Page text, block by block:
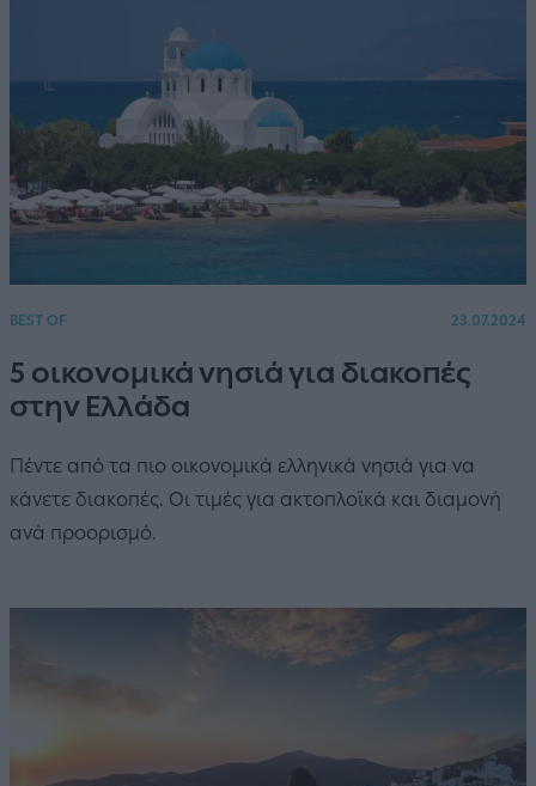
BEST OF 23.07.2024
5 οικονομικά νησιά για διακοπές
στην Ελλάδα
Πέντε από τα πιο οικονομικά ελληνικά νησιά για να
κάνετε διακοπές. Οι τιμές για ακτοπλοϊκά και διαμονή
ανά προορισμό.